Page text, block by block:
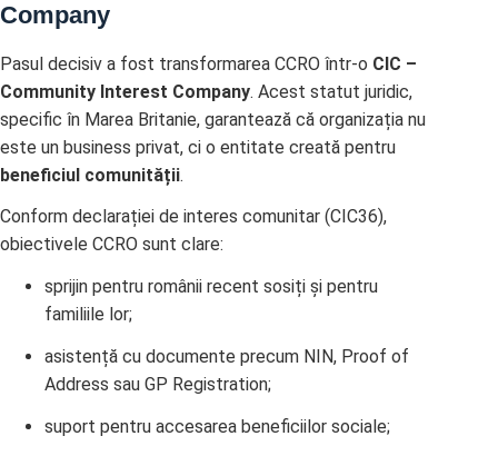
Company
Pasul decisiv a fost transformarea CCRO într-o CIC –
Community Interest Company. Acest statut juridic,
specific în Marea Britanie, garantează că organizația nu
este un business privat, ci o entitate creată pentru
beneficiul comunității.
Conform declarației de interes comunitar (CIC36),
obiectivele CCRO sunt clare:
sprijin pentru românii recent sosiți și pentru
familiile lor;
asistență cu documente precum NIN, Proof of
Address sau GP Registration;
suport pentru accesarea beneficiilor sociale;